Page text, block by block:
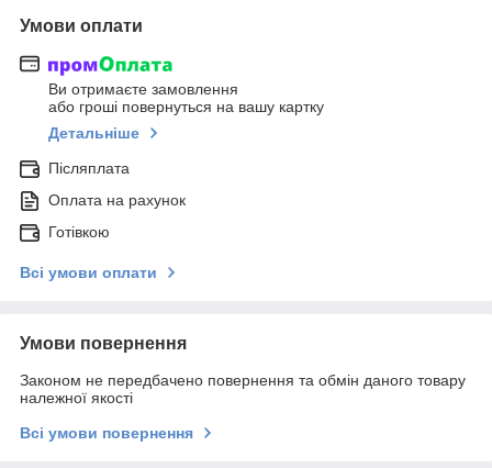
Умови оплати
Ви отримаєте замовлення
або гроші повернуться на вашу картку
Детальніше
Післяплата
Оплата на рахунок
Готівкою
Всі умови оплати
Умови повернення
Законом не передбачено повернення та обмін даного товару
належної якості
Всі умови повернення